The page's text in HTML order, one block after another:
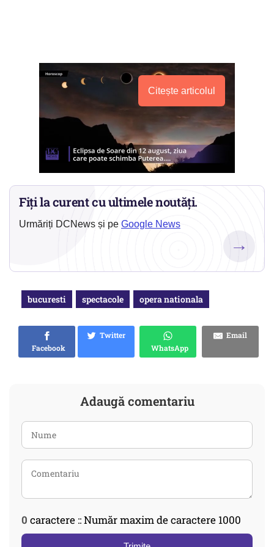
Citește articolul
Fiți la curent cu ultimele noutăți.
Urmăriți DCNews și pe Google News
→
bucuresti spectacole opera nationala
Facebook
Twitter
WhatsApp
Email
Adaugă comentariu
0 caractere :: Număr maxim de caractere 1000